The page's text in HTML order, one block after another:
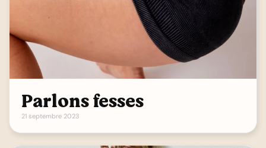
Parlons fesses
21 septembre 2023